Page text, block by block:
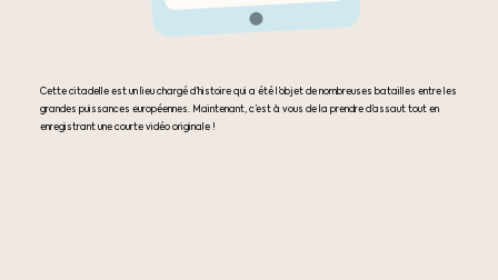
Cette citadelle est un lieu chargé d’histoire qui a été l’objet de nombreuses batailles entre les
grandes puissances européennes. Maintenant, c’est à vous de la prendre d’assaut tout en
enregistrant une courte vidéo originale !